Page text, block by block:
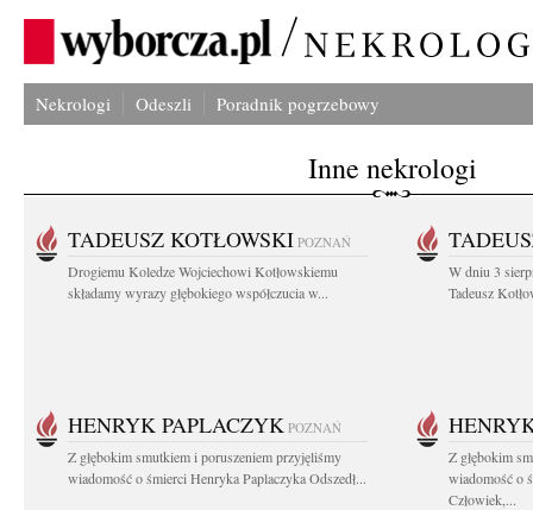
Nekrologi Odeszli Poradnik pogrzebowy
Inne nekrologi
TADEUSZ KOTŁOWSKI POZNAŃ
Drogiemu Koledze Wojciechowi Kotłowskiemu
składamy wyrazy głębokiego współczucia w...
W dniu 3
Tadeusz
HENRYK PAPLACZYK POZNAŃ
Z głębokim smutkiem i poruszeniem przyjęliśmy
wiadomość o śmierci Henryka Paplaczyka Odszedł...
Z głębokim
wiadomość o
Człowiek,...